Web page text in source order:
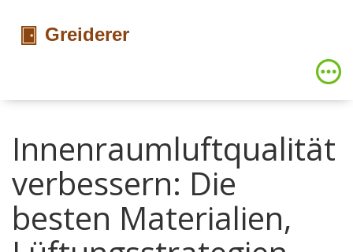
Innenraumluftqualität
verbessern: Die
besten Materialien,